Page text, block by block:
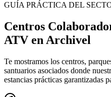
GUÍA PRÁCTICA DEL
Centros
ATV en Archivel
Te mostramos los centros,
santuarios asociados donde
estancias prácticas garantizadas